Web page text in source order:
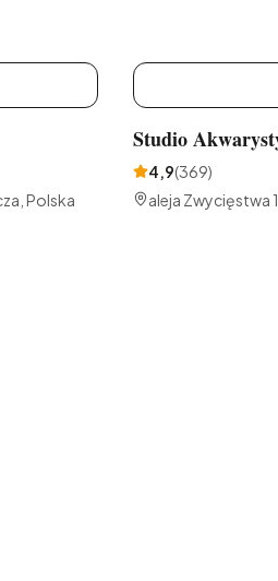
Polska
Studio
4,9(369)
aleja Zwycięstwa